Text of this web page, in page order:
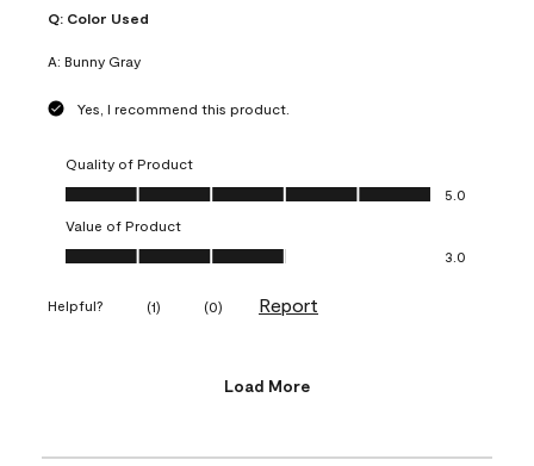
Q: Color Used
A: Bunny Gray
Yes, I recommend this product.
Quality of Product
Quality of Product, 5.0 out of 5
5.0
Value of Product
Value of Product, 3.0 out of 5
3.0
Helpful? (1) (0) Report
Load More